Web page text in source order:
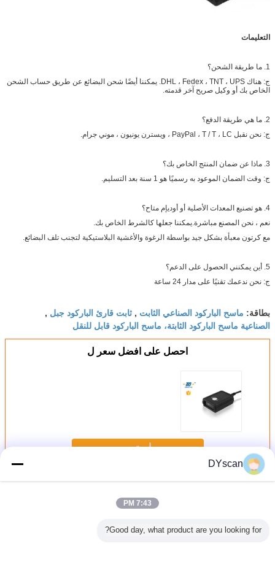
التعليمات
1. ما طريقة الشحن؟
ج: هناك DHL ، Fedex ، TNT ، UPS. يمكننا أيضًا شحن البضائع عن طريق حساب الشحن
الخاص بك أو وكيل صريح آخر قدمته.
2. ما هي طريقة الدفع؟
ج: نحن نقبل PayPal ، T / T ، LC ، ويسترن يونيون ، موني جرام.
3. ماذا عن ضمان المنتج الخاص بك؟
ج: وقت الضمان الموعود به رسميًا هو 1 سنة بعد التسليم.
4. هو تصنيع المعدات الأصلية أو أوديإم متاح؟
نعم ، نحن المصنع مباشرة.يمكننا جعلها كالشرط الخاص بك.
مع كرتون معبأة بشكل جيد بواسطة الرغوة والأغشية البلاستيكية لتجنب تلف البضائع.
5. أين يمكنني الحصول على الدعم؟
ج: نحن ندعمك تقنيًا على مدار 24 ساعة
بطاقة: ماسح الباركود الصناعي الثابت , ثابت قارئ الباركود جبل ,
الصناعية ماسح الباركود الثابتة، ماسح الباركود قابل للنقل
احصل على افضل سعر ل
استمر
أكثرثابت جبل الماسح الضوئي
DYscan
7:43 PM
Good day, what product are you looking for?